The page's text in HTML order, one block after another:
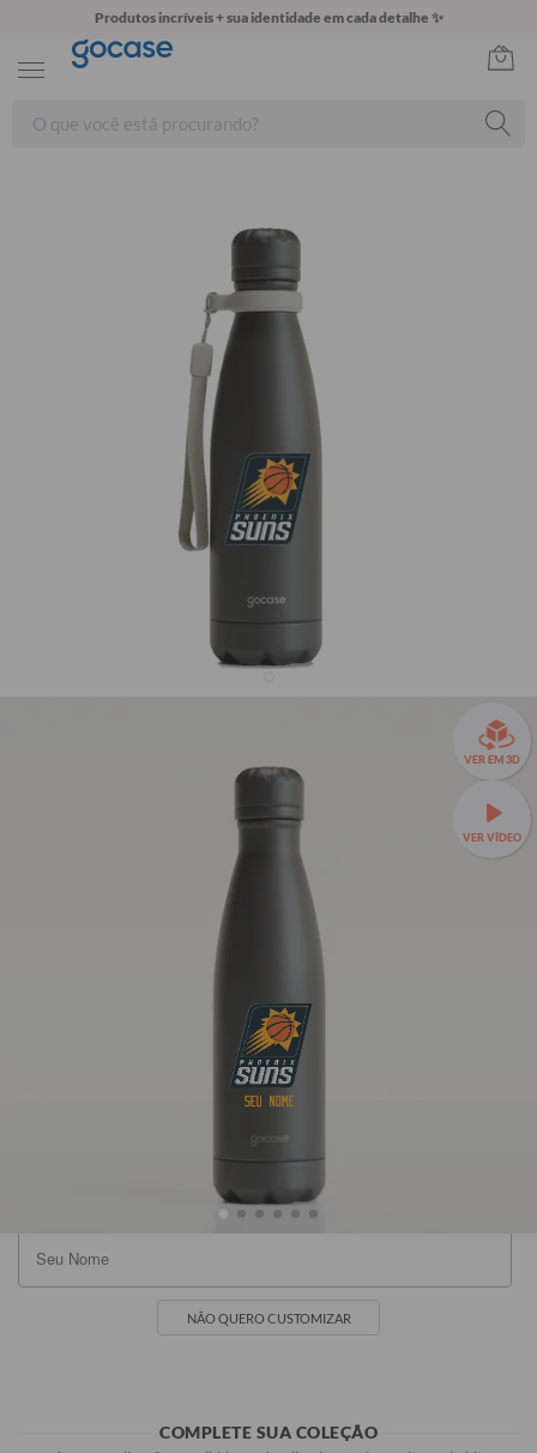
Produtos incríveis + sua identidade em cada detalhe ✨
VER EM 3D
VER VÍDEO
SEU NOME
avaliações
Garrafa Térmica Urban a partir de R$89,90!
Branca
NÃO QUERO CUSTOMIZAR
COMPLETE SUA COLEÇÃO